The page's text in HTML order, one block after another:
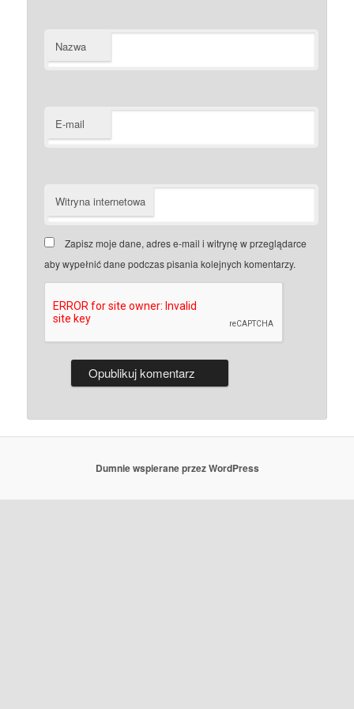
Nazwa
E-mail
Witryna internetowa
Zapisz moje dane, adres e-mail i witrynę w przeglądarce
aby wypełnić dane podczas pisania kolejnych komentarzy.
Dumnie wspierane przez WordPress